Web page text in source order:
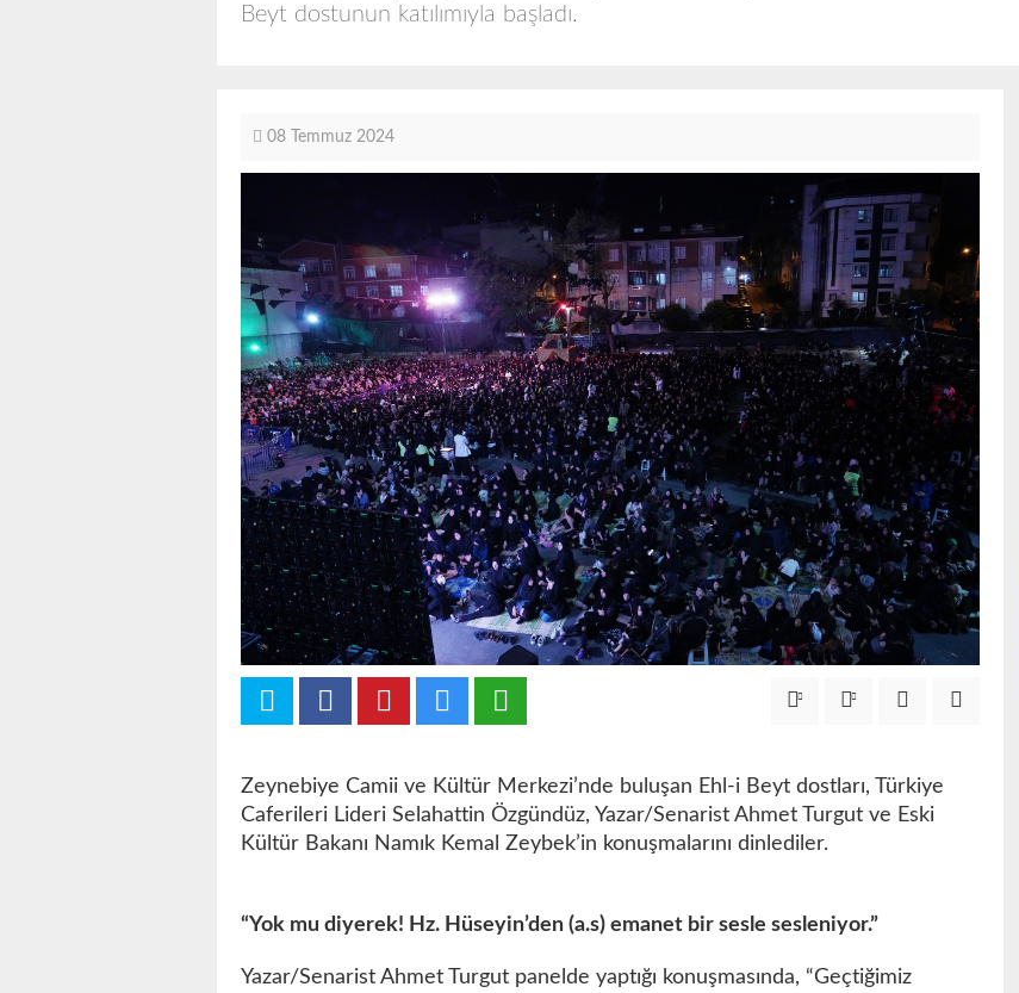
Beyt dostunun katılımıyla başladı.
08 Temmuz 2024
Zeynebiye Camii ve Kültür Merkezi’nde buluşan Ehl-i Beyt dostları, Türkiye
Caferileri Lideri Selahattin Özgündüz, Yazar/Senarist Ahmet Turgut ve Eski
Kültür Bakanı Namık Kemal Zeybek’in konuşmalarını dinlediler.
“Yok mu diyerek! Hz. Hüseyin’den (a.s) emanet bir sesle sesleniyor.”
Yazar/Senarist Ahmet Turgut panelde yaptığı konuşmasında, “Geçtiğimiz